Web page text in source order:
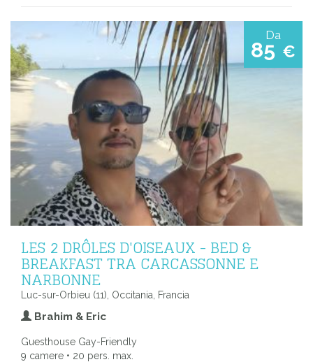
Da
85 €
LES 2 DRÔLES D'OISEAUX - BED &
BREAKFAST TRA CARCASSONNE E
NARBONNE
Luc-sur-Orbieu (11), Occitania, Francia
Brahim & Eric
Guesthouse Gay-Friendly
9 camere • 20 pers. max.